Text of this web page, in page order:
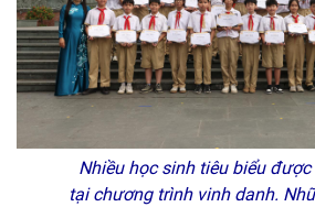
Nhiều học sinh tiêu biểu
tại chương trình vinh danh.